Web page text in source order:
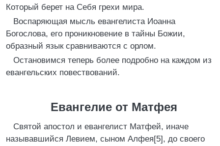
Который берет на Себя грехи мира.
Воспаряющая мысль евангелиста Иоанна
Богослова, его проникновение в тайны Божии,
образный язык сравниваются c орлом.
Остановимся теперь более подробно на каждом из
евангельских повествований.
Евангелие от Матфея
Святой апостол и евангелист Матфей, иначе
называвшийся Левием, сыном Алфея[5], до своего